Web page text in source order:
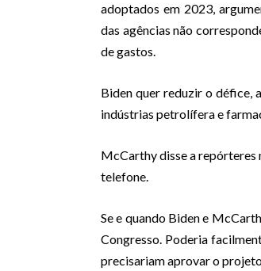
adoptados em 2023,
das agências não
de gastos.
Biden quer reduzir o défice,
indústrias petrolífera e
McCarthy disse a repórteres
telefone.
Se e quando Biden e
Congresso. Poderia
precisariam aprovar o